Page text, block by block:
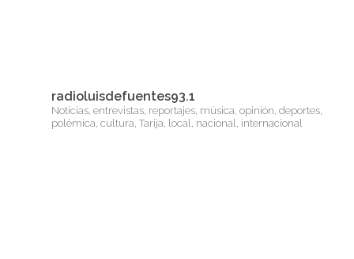
radioluisdefuentes93.1
Noticias, entrevistas, reportajes, música, opinión, deportes,
polémica, cultura, Tarija, local, nacional, internacional